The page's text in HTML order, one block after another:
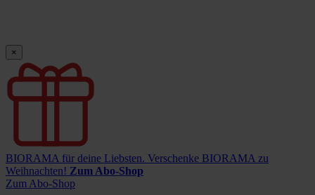
×
BIORAMA für deine Liebsten. Verschenke BIORAMA zu
Weihnachten! Zum Abo-Shop
Zum Abo-Shop